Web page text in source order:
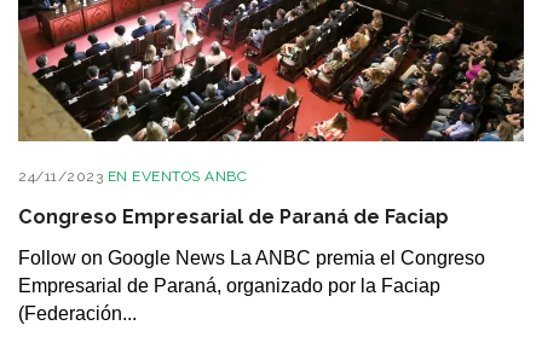
24/11/2023 EN EVENTOS ANBC
Congreso Empresarial de Paraná de Faciap
Follow on Google News La ANBC premia el Congreso
Empresarial de Paraná, organizado por la Faciap
(Federación...